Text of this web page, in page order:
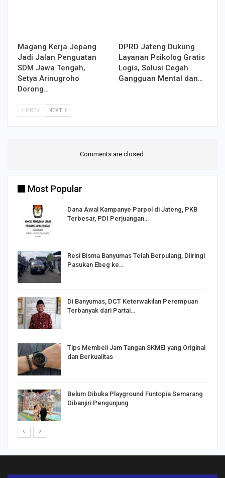
Magang Kerja Jepang
Jadi Jalan Penguatan
SDM Jawa Tengah,
Setya Arinugroho
Dorong…
DPRD Jateng Dukung
Layanan Psikolog Gratis
Logis, Solusi Cegah
Gangguan Mental dan…
PREV NEXT
Comments are closed.
Most Popular
Dana Awal Kampanye Parpol di Jateng, PKB
Terbesar, PDI Perjuangan…
Resi Bisma Banyumas Telah Berpulang, Diiringi
Pasukan Ebeg ke…
Di Banyumas, DCT Keterwakilan Perempuan
Terbanyak dari Partai…
Tips Membeli Jam Tangan SKMEI yang Original
dan Berkualitas
Belum Dibuka Playground Funtopia Semarang
Dibanjiri Pengunjung